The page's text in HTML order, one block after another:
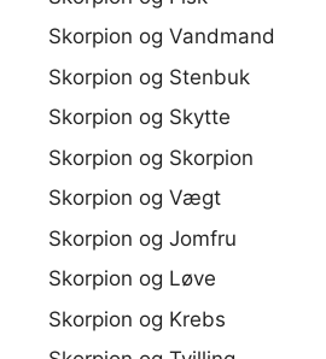
Skorpion og Vandmand
Skorpion og Stenbuk
Skorpion og Skytte
Skorpion og Skorpion
Skorpion og Vægt
Skorpion og Jomfru
Skorpion og Løve
Skorpion og Krebs